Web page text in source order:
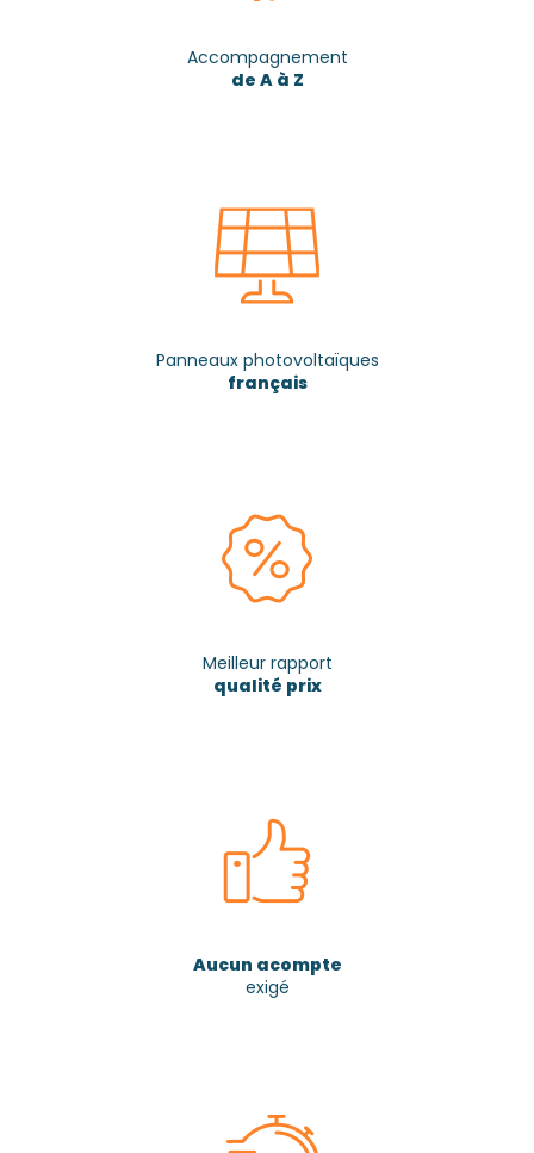
Accompagnement
de A à Z
Panneaux photovoltaïques
français
Meilleur rapport
qualité prix
Aucun acompte
exigé